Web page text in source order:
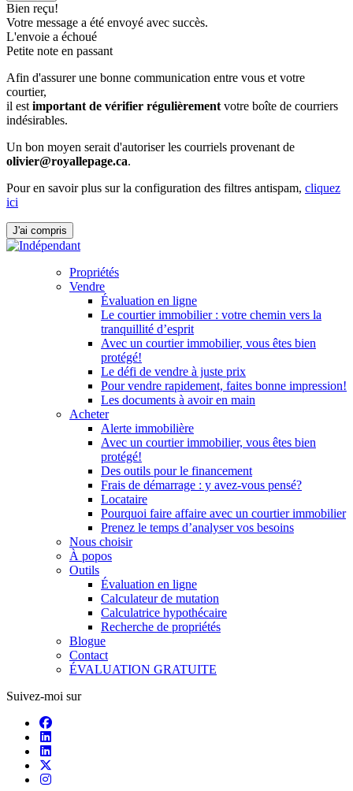
Bien reçu!
Votre message a été envoyé avec succès.
L'envoie a échoué
Petite note en passant
Afin d'assurer une bonne communication entre vous et votre
courtier,
il est important de vérifier régulièrement votre boîte de courriers
indésirables.
Un bon moyen serait d'autoriser les courriels provenant de
olivier@royallepage.ca.
Pour en savoir plus sur la configuration des filtres antispam, cliquez
ici
J'ai compris
Propriétés
Vendre
Évaluation en ligne
Le courtier immobilier : votre chemin vers la
tranquillité d’esprit
Avec un courtier immobilier, vous êtes bien
protégé!
Le défi de vendre à juste prix
Pour vendre rapidement, faites bonne impression!
Les documents à avoir en main
Acheter
Alerte immobilière
Avec un courtier immobilier, vous êtes bien
protégé!
Des outils pour le financement
Frais de démarrage : y avez-vous pensé?
Locataire
Pourquoi faire affaire avec un courtier immobilier
Prenez le temps d’analyser vos besoins
Nous choisir
À popos
Outils
Évaluation en ligne
Calculateur de mutation
Calculatrice hypothécaire
Recherche de propriétés
Blogue
Contact
ÉVALUATION GRATUITE
Suivez-moi sur